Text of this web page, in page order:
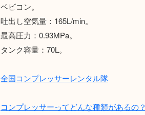
ベビコン。
吐出し空気量：165L/min。
最高圧力：0.93MPa。
タンク容量：70L。
全国コンプレッサーレンタル隊
コンプレッサーってどんな種類があるの？